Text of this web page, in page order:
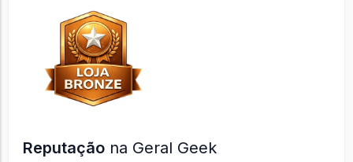
Reputação na Geral Geek